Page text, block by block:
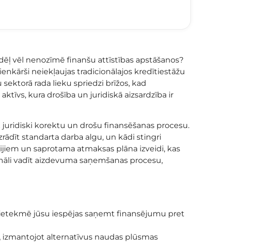
vēl nenozīmē finanšu attīstības apstāšanos?
neiekļaujas tradicionālajos kredītiestāžu
rada lieku spriedzi brīžos, kad
kura drošība un juridiskā aizsardzība ir
korektu un drošu finansēšanas procesu.
standarta darba algu, un kādi stingri
un saprotama atmaksas plāna izveidi, kas
vadīt aizdevuma saņemšanas procesu,
jūsu iespējas saņemt finansējumu pret
izmantojot alternatīvus naudas plūsmas